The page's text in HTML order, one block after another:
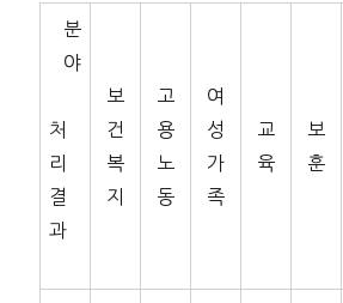
분
야
처
리
결
과
보
건
복
지
고
용
노
동
여
성
가
족
교
육
보
훈